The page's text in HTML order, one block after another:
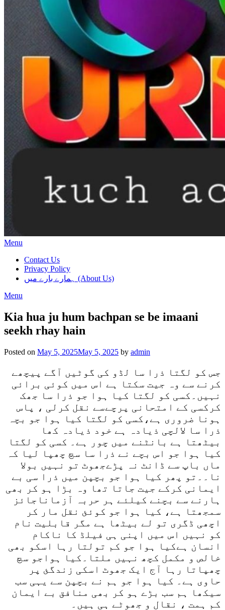
Menu
Contact Us
Privacy Policy
ہمارے بارے میں (About Us)
Menu
Kia hua ju hum bachpan se be imaani
seekh rhay hain
Posted on May 5, 2025May 5, 2025 by admin
جس کو لگتا ذرا سا لڈو کی گوٹیں آگے پیچھے
کرنے سے وہ جیت سکتا ہے اس میں کوئی برائی
نہیں۔کسی کو لگتا کیا ہوا جو ذرا سا جھک
کرکسی کے امتحانی پرچےسے نقل کرلی ، پاس
ہونا ضروری ہے،کسی کو لگتا کیا ہوا جو بچہ
ذرا سا لالچی ذیادہ ہے خود ذیادہ کھا
بیٹھتا ہے بانٹنے میں چور ہے۔ کسی کو لگتا
کیا ہوا جو اس بچے نے ذرا سا سچ چھپا لیا کہ
ماں باپ سے ڈانٹ نہ پڑےجھوٹ تو نہیں بولا
نا۔۔تو پھر کیا ہوا جو بچپن میں ذرا سی بے
ایمانی کرکے جیت جاتا تھا وہ بڑا ہو کر بھی
ہارنے سے بچنے کیلئے ہر حربہ آزماناجائز
سمجھتا ہے، کیا ہوا جو کوئئ نقل مار کر
اچھی ڈگری تو لے بیٹھا ہے مگر قابلیت نام
کو نہیں اس میں اپنی ہی فیلڈ کا ناکام
انسان ہےکیا ہوا جو کم تولتا رہا اسکو بھی
خالص و مکمل کچھ نہیں ملتا۔کیا ہواجو سچ
چھپاتا رہا آج ایک جھوٹ اسکی زندگئ پر
حاوی ہے۔ کیا ہوا جو ہم نے بچپن سے یہی سب
سیکھا ہم سب بڑے ہو کر بھی منافق بے ایمان
کم ہمت ، نقال و جھوٹے ہی ہیں۔